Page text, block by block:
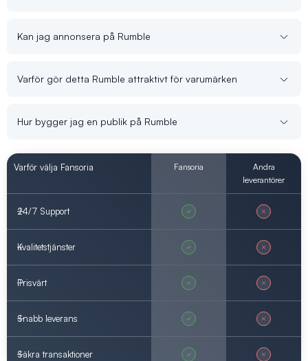
Kan jag annonsera på Rumble
Varför gör detta Rumble attraktivt för varumärken
Hur bygger jag en publik på Rumble
Varför välja Fansoria Fansoria
Andra
leverantörer
24/7 Support
Kvalitetstjänster
Prisvärt
Snabb leverans
Säkra transaktioner